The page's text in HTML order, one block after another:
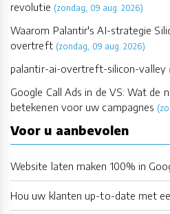
revolutie (zondag, 09 aug. 2026)
Waarom Palantir's AI-strategie
overtreft (zondag, 09 aug. 2026)
palantir-ai-overtreft-silicon-valley
Google Call Ads in de VS: Wat de
betekenen voor uw campagnes
Voor u aanbevolen
Website laten maken 100% in
Hou uw klanten up-to-date met